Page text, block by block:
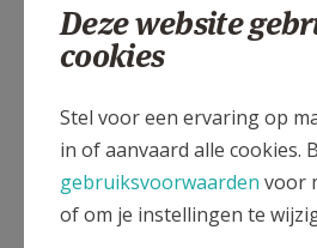
Eerste
Foto's
Deze website
cookies
Stel voor een ervaring op
in of aanvaard alle cookies.
gebruiksvoorwaarden voor
of om je instellingen te